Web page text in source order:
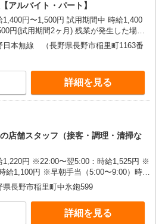
アルバイト・パート】
円〜1,500円 試用期間中 時給1,400
試用期間2ヶ月) 残業が発生した場
代を1分単位で別途支給します。
日本無線 （長野県長野市稲里町1163番
詳細を見る
店舗スタッフ（接客・調理・清掃な
1,220円 ※22:00〜翌5:00：時給1,525円 ※
給1,100円 ※早朝手当（5:00〜9:00）時給
県長野市稲里町中氷鉋599
詳細を見る